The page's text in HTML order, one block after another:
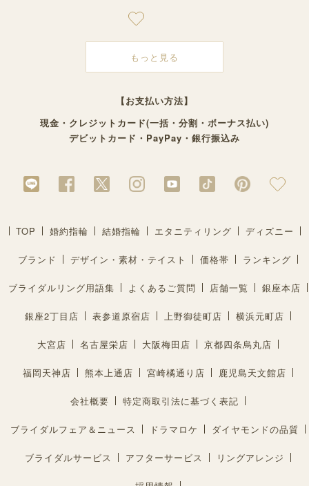
もっと見る
【お支払い方法】
現金・クレジットカード(一括・分割・ボーナス払い)
デビットカード・PayPay・銀行振込み
TOP 婚約指輪 結婚指輪 エタニティリング ディズニー
ブランド デザイン・素材・テイスト 価格帯 ランキング
ブライダルリング用語集 よくあるご質問 店舗一覧 銀座本店
銀座2丁目店 表参道原宿店 上野御徒町店 横浜元町店
大宮店 名古屋栄店 大阪梅田店 京都四条烏丸店
福岡天神店 熊本上通店 宮崎橘通り店 鹿児島天文館店
会社概要 特定商取引法に基づく表記
ブライダルフェア＆ニュース ドラマロケ ダイヤモンドの品質
ブライダルサービス アフターサービス リングアレンジ